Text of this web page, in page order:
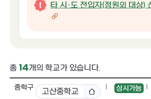
타 시·도 전입자(정원외 대상)
총 14개의 학교가 있습니다.
중학구 고산중학교 상시가능